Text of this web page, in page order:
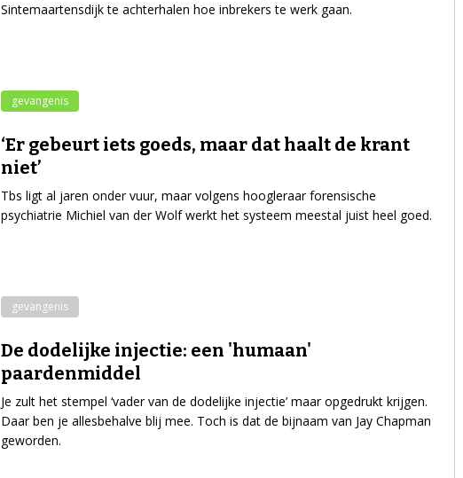
Sintemaartensdijk te achterhalen hoe inbrekers te werk gaan.
gevangenis
‘Er gebeurt iets goeds, maar dat haalt de krant
niet’
Tbs ligt al jaren onder vuur, maar volgens hoogleraar forensische
psychiatrie Michiel van der Wolf werkt het systeem meestal juist heel goed.
gevangenis
De dodelijke injectie: een 'humaan'
paardenmiddel
Je zult het stempel ‘vader van de dodelijke injectie’ maar opgedrukt krijgen.
Daar ben je allesbehalve blij mee. Toch is dat de bijnaam van Jay Chapman
geworden.